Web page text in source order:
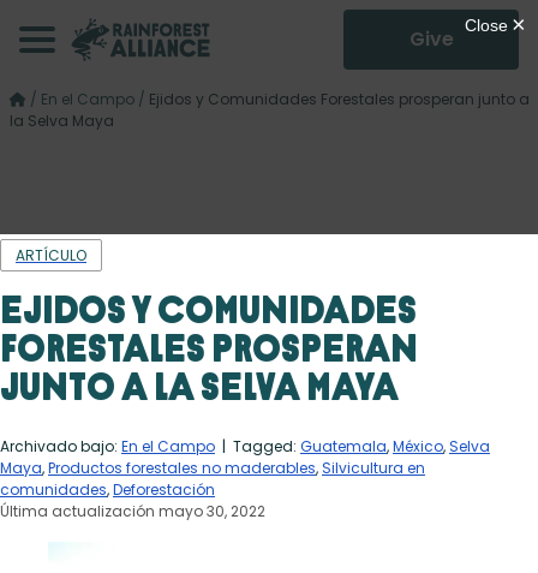
Give
/ En el Campo / Ejidos y Comunidades Forestales prosperan junto a
la Selva Maya
ARTÍCULO
Ejidos y Comunidades
Forestales prosperan
junto a la Selva Maya
Archivado bajo: En el Campo | Tagged: Guatemala,México,Selva
Maya,Productos forestales no maderables,Silvicultura en
comunidades,Deforestación
Última actualización mayo 30, 2022